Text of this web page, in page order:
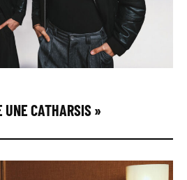
UNE CATHARSIS »